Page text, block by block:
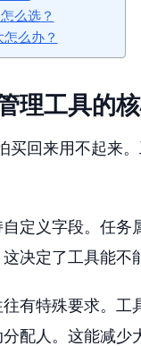
么选？
么办？
理工具的
回来用不起来
定义字段。任
决定了工具能不
有特殊要求。
配人。这能减少